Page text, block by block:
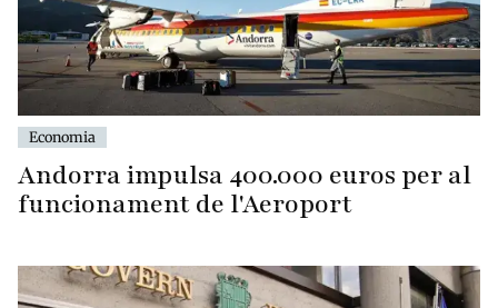
Economia
Andorra impulsa 400.000 euros per al
funcionament de l'Aeroport